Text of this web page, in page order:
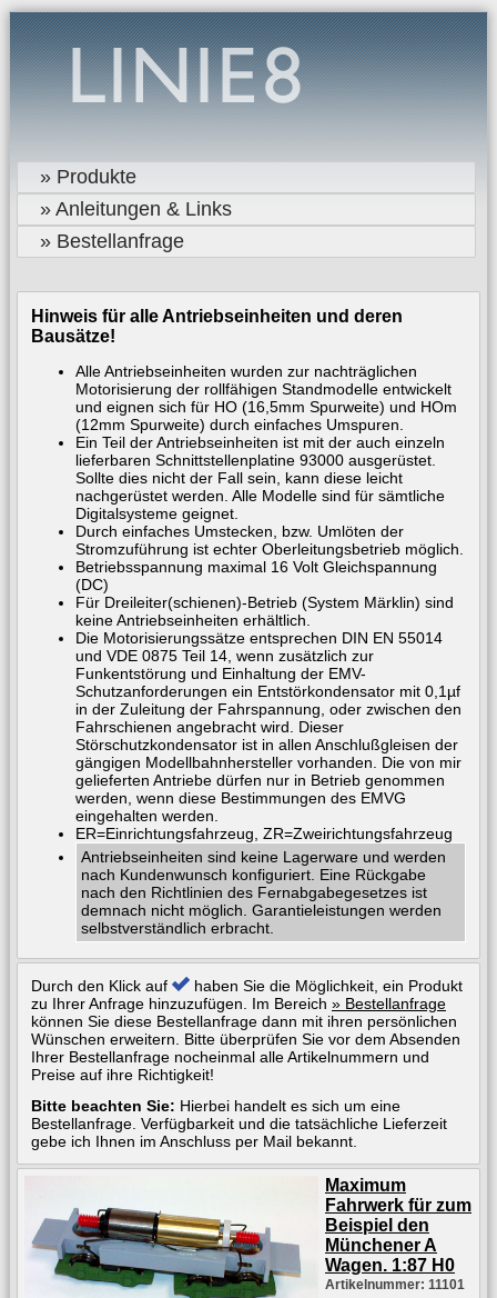
» Produkte
» Anleitungen & Links
» Bestellanfrage
Hinweis für alle Antriebseinheiten und deren
Bausätze!
Alle Antriebseinheiten wurden zur nachträglichen
Motorisierung der rollfähigen Standmodelle entwickelt
und eignen sich für HO (16,5mm Spurweite) und HOm
(12mm Spurweite) durch einfaches Umspuren.
Ein Teil der Antriebseinheiten ist mit der auch einzeln
lieferbaren Schnittstellenplatine 93000 ausgerüstet.
Sollte dies nicht der Fall sein, kann diese leicht
nachgerüstet werden. Alle Modelle sind für sämtliche
Digitalsysteme geignet.
Durch einfaches Umstecken, bzw. Umlöten der
Stromzuführung ist echter Oberleitungsbetrieb möglich.
Betriebsspannung maximal 16 Volt Gleichspannung
(DC)
Für Dreileiter(schienen)-Betrieb (System Märklin) sind
keine Antriebseinheiten erhältlich.
Die Motorisierungssätze entsprechen DIN EN 55014
und VDE 0875 Teil 14, wenn zusätzlich zur
Funkentstörung und Einhaltung der EMV-
Schutzanforderungen ein Entstörkondensator mit 0,1µf
in der Zuleitung der Fahrspannung, oder zwischen den
Fahrschienen angebracht wird. Dieser
Störschutzkondensator ist in allen Anschlußgleisen der
gängigen Modellbahnhersteller vorhanden. Die von mir
gelieferten Antriebe dürfen nur in Betrieb genommen
werden, wenn diese Bestimmungen des EMVG
eingehalten werden.
ER=Einrichtungsfahrzeug, ZR=Zweirichtungsfahrzeug
Antriebseinheiten sind keine Lagerware und werden
nach Kundenwunsch konfiguriert. Eine Rückgabe
nach den Richtlinien des Fernabgabegesetzes ist
demnach nicht möglich. Garantieleistungen werden
selbstverständlich erbracht.
Durch den Klick auf
haben Sie die Möglichkeit, ein Produkt
zu Ihrer Anfrage hinzuzufügen. Im Bereich » Bestellanfrage
können Sie diese Bestellanfrage dann mit ihren persönlichen
Wünschen erweitern. Bitte überprüfen Sie vor dem Absenden
Ihrer Bestellanfrage nocheinmal alle Artikelnummern und
Preise auf ihre Richtigkeit!
Bitte beachten Sie: Hierbei handelt es sich um eine
Bestellanfrage. Verfügbarkeit und die tatsächliche Lieferzeit
gebe ich Ihnen im Anschluss per Mail bekannt.
Maximum
Fahrwerk für zum
Beispiel den
Münchener A
Wagen. 1:87 H0
Artikelnummer: 11101